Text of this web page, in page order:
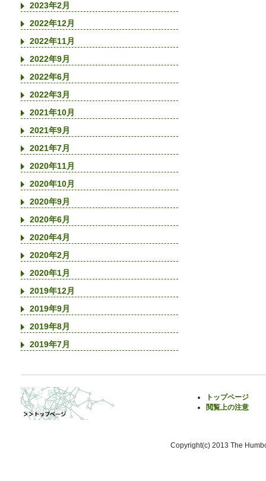
2023年2月
2022年12月
2022年11月
2022年9月
2022年6月
2022年3月
2021年10月
2021年9月
2021年7月
2020年11月
2020年10月
2020年9月
2020年6月
2020年4月
2020年2月
2020年1月
2019年12月
2019年9月
2019年8月
2019年7月
トップページ
閲覧上の注意
Copyright(c) 2013 The